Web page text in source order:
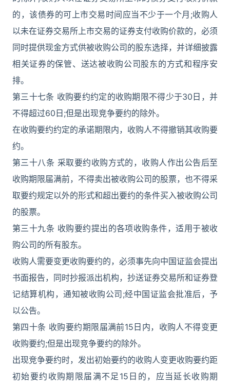
的，该债券的可上市交易时间应当不少于一个月;收购人
以未在证券交易所上市交易的证券支付收购价款的，必须
同时提供现金方式供被收购公司的股东选择，并详细披露
相关证券的保管、送达被收购公司股东的方式和程序安
排。
第三十七条 收购要约约定的收购期限不得少于30日，并
不得超过60日;但是出现竞争要约的除外。
在收购要约约定的承诺期限内，收购人不得撤销其收购要
约。
第三十八条 采取要约收购方式的，收购人作出公告后至
收购期限届满前，不得卖出被收购公司的股票，也不得采
取要约规定以外的形式和超出要约的条件买入被收购公司
的股票。
第三十九条 收购要约提出的各项收购条件，适用于被收
购公司的所有股东。
收购人需要变更收购要约的，必须事先向中国证监会提出
书面报告，同时抄报派出机构，抄送证券交易所和证券登
记结算机构，通知被收购公司;经中国证监会批准后，予
以公告。
第四十条 收购要约期限届满前15日内，收购人不得变更
收购要约;但是出现竞争要约的除外。
出现竞争要约时，发出初始要约的收购人变更收购要约距
初始要约收购期限届满不足15日的，应当延长收购期